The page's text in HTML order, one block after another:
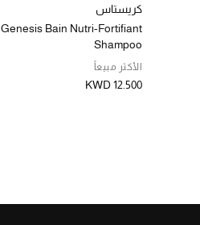
كريستاس
Genesis Bain Nutri-Fortifiant
Shampoo
الأكثر مبيعاً
KWD 12.500